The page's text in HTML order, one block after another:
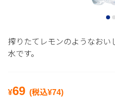
搾りたてレモンのようなおい
水です。
¥69 (税込¥74)